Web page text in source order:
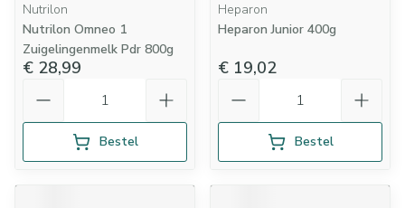
Nutrilon
Nutrilon Omneo 1
Zuigelingenmelk Pdr 800g
€ 28,99
Bestel
Heparon
Heparon Junior 400g
€ 19,02
Bestel